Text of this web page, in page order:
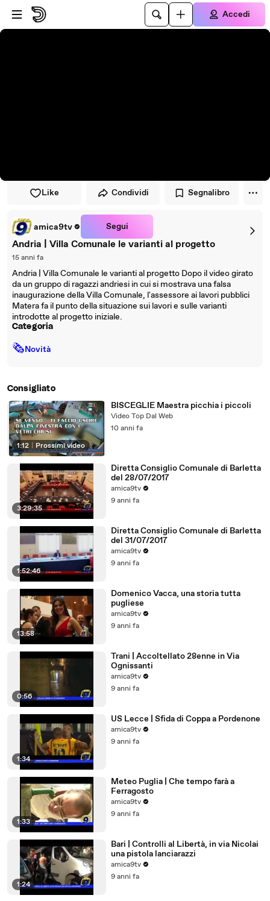
Vai al lettore
Passa al contenuto principale
Accedi
Like Condividi Segnalibro
amica9tv Segui
Andria | Villa Comunale le varianti al progetto
15 anni fa
Andria | Villa Comunale le varianti al progetto Dopo il video girato
da un gruppo di ragazzi andriesi in cui si mostrava una falsa
inaugurazione della Villa Comunale, l'assessore ai lavori pubblici
Matera fa il punto della situazione sui lavori e sulle varianti
introdotte al progetto iniziale.
Categoria
🗞Novità
Consigliato
1:12 Prossimi video
BISCEGLIE Maestra picchia i piccoli
Video Top Dal Web
10 anni fa
3:29:35
Diretta Consiglio Comunale di Barletta
del 28/07/2017
amica9tv
9 anni fa
1:52:46
Diretta Consiglio Comunale di Barletta
del 31/07/2017
amica9tv
9 anni fa
13:58
Domenico Vacca, una storia tutta
pugliese
amica9tv
9 anni fa
0:56
Trani | Accoltellato 28enne in Via
Ognissanti
amica9tv
9 anni fa
1:34
US Lecce | Sfida di Coppa a Pordenone
amica9tv
9 anni fa
1:33
Meteo Puglia | Che tempo farà a
Ferragosto
amica9tv
9 anni fa
1:24
Bari | Controlli al Libertà, in via Nicolai
una pistola lanciarazzi
amica9tv
9 anni fa